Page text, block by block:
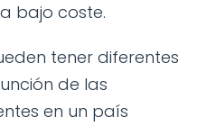
bajo coste.
tener diferentes
de las
en un país